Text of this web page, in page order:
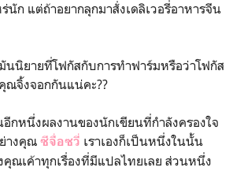
นัก แต่ถ้าอยากลุกมาสั่งเดลิเวอรี่อาหารจีน
ายที่โฟกัสกับการทำฟาร์มหรือว่าโฟกัส
ณจิ้งจอกกันแน่คะ??
นึ่งผลงานของนักเขียนที่กำลังครองใจ
างคุณ ซีจื่อซวี่ เราเองก็เป็นหนึ่งในนั้น
ณเค้าทุกเรื่องที่มีแปลไทยเลย ส่วนหนึ่ง